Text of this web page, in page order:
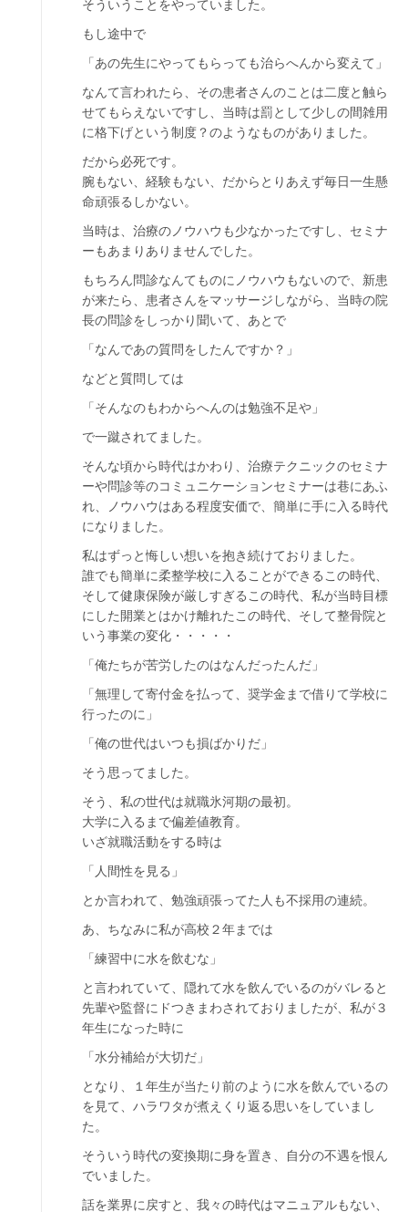
そういうことをやっていました。
もし途中で
「あの先生にやってもらっても治らへんから変えて」
なんて言われたら、その患者さんのことは二度と触ら
せてもらえないですし、当時は罰として少しの間雑用
に格下げという制度？のようなものがありました。
だから必死です。
腕もない、経験もない、だからとりあえず毎日一生懸
命頑張るしかない。
当時は、治療のノウハウも少なかったですし、セミナ
ーもあまりありませんでした。
もちろん問診なんてものにノウハウもないので、新患
が来たら、患者さんをマッサージしながら、当時の院
長の問診をしっかり聞いて、あとで
「なんであの質問をしたんですか？」
などと質問しては
「そんなのもわからへんのは勉強不足や」
で一蹴されてました。
そんな頃から時代はかわり、治療テクニックのセミナ
ーや問診等のコミュニケーションセミナーは巷にあふ
れ、ノウハウはある程度安価で、簡単に手に入る時代
になりました。
私はずっと悔しい想いを抱き続けておりました。
誰でも簡単に柔整学校に入ることができるこの時代、
そして健康保険が厳しすぎるこの時代、私が当時目標
にした開業とはかけ離れたこの時代、そして整骨院と
いう事業の変化・・・・・
「俺たちが苦労したのはなんだったんだ」
「無理して寄付金を払って、奨学金まで借りて学校に
行ったのに」
「俺の世代はいつも損ばかりだ」
そう思ってました。
そう、私の世代は就職氷河期の最初。
大学に入るまで偏差値教育。
いざ就職活動をする時は
「人間性を見る」
とか言われて、勉強頑張ってた人も不採用の連続。
あ、ちなみに私が高校２年までは
「練習中に水を飲むな」
と言われていて、隠れて水を飲んでいるのがバレると
先輩や監督にドつきまわされておりましたが、私が３
年生になった時に
「水分補給が大切だ」
となり、１年生が当たり前のように水を飲んでいるの
を見て、ハラワタが煮えくり返る思いをしていまし
た。
そういう時代の変換期に身を置き、自分の不遇を恨ん
でいました。
話を業界に戻すと、我々の時代はマニュアルもない、